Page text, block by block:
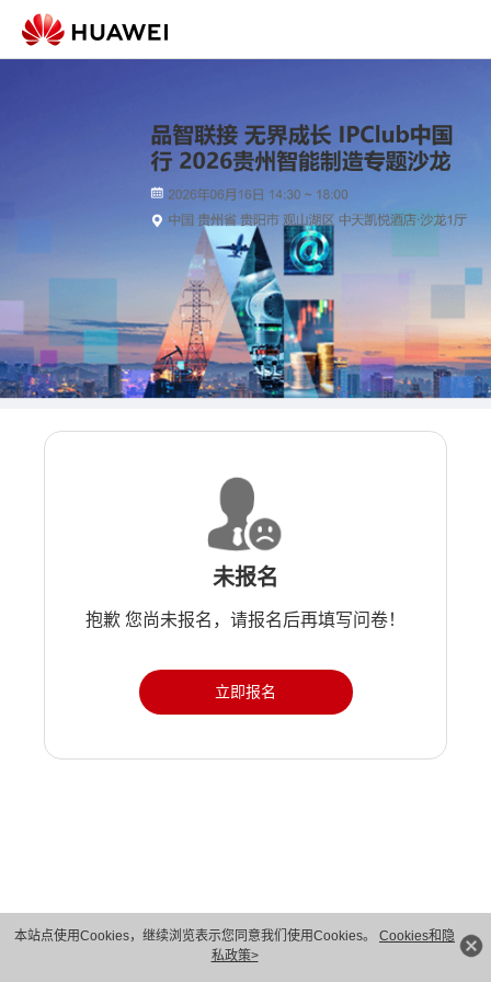
本站点使用Cookies，继续浏览表示您同意我们使用Cookies。 Cookies和隐
私政策>
未报名
抱歉 您尚未报名，请报名后再填写问卷！
立即报名
版权所有 © 华为技术有限公司 1998-2026。 保留一切权利。粤A2-20044005号
隐私保护
法律声明